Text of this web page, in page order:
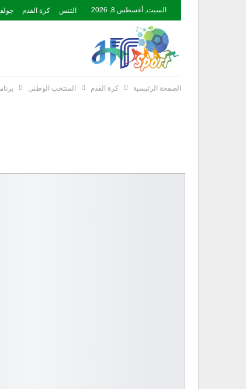
السبت, أغسطس 8, 2026 التنس كرة القدم
الصفحة الرئيسية كرة القدم المنتخب الوطني برنامج